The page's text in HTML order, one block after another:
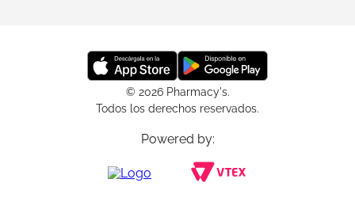
© 2026 Pharmacy's.
Todos los derechos reservados.
Powered by: